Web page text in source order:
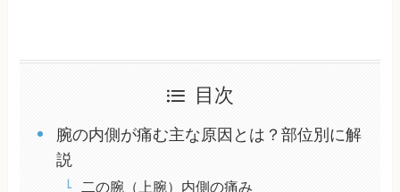
目次
腕の内側が痛む主な原因とは？部位別に解
説
二の腕（上腕）内側の痛み